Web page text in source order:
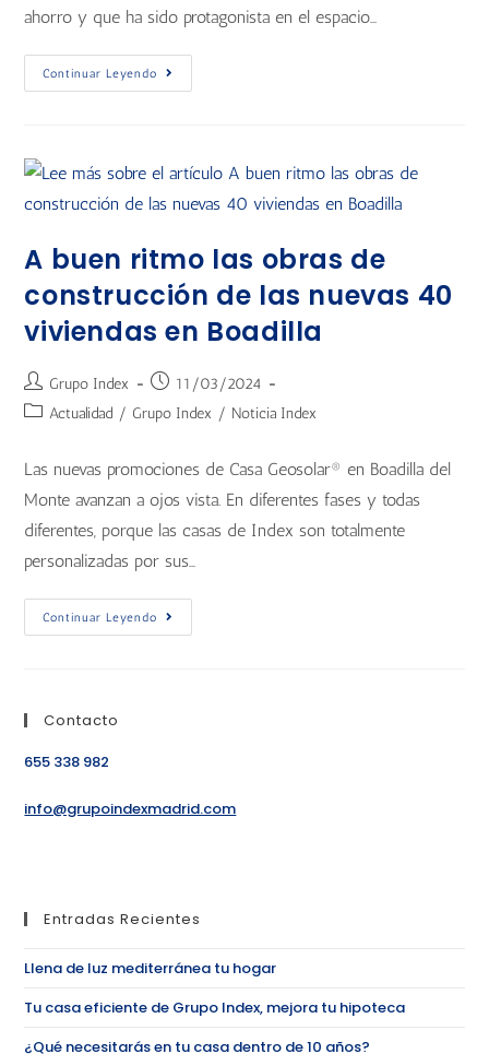
ahorro y que ha sido protagonista en el espacio…
Continuar Leyendo
A buen ritmo las obras de
construcción de las nuevas 40
viviendas en Boadilla
Grupo Index
11/03/2024
Actualidad / Grupo Index / Noticia Index
Las nuevas promociones de Casa Geosolar® en Boadilla del
Monte avanzan a ojos vista. En diferentes fases y todas
diferentes, porque las casas de Index son totalmente
personalizadas por sus…
Continuar Leyendo
Contacto
655 338 982
info@grupoindexmadrid.com
Entradas Recientes
Llena de luz mediterránea tu hogar
Tu casa eficiente de Grupo Index, mejora tu hipoteca
¿Qué necesitarás en tu casa dentro de 10 años?